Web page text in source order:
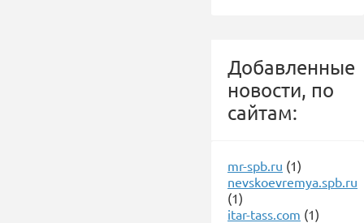
Добавленные
новости, по
сайтам:
mr-spb.ru (1)
nevskoevremya.spb.ru
(1)
itar-tass.com (1)